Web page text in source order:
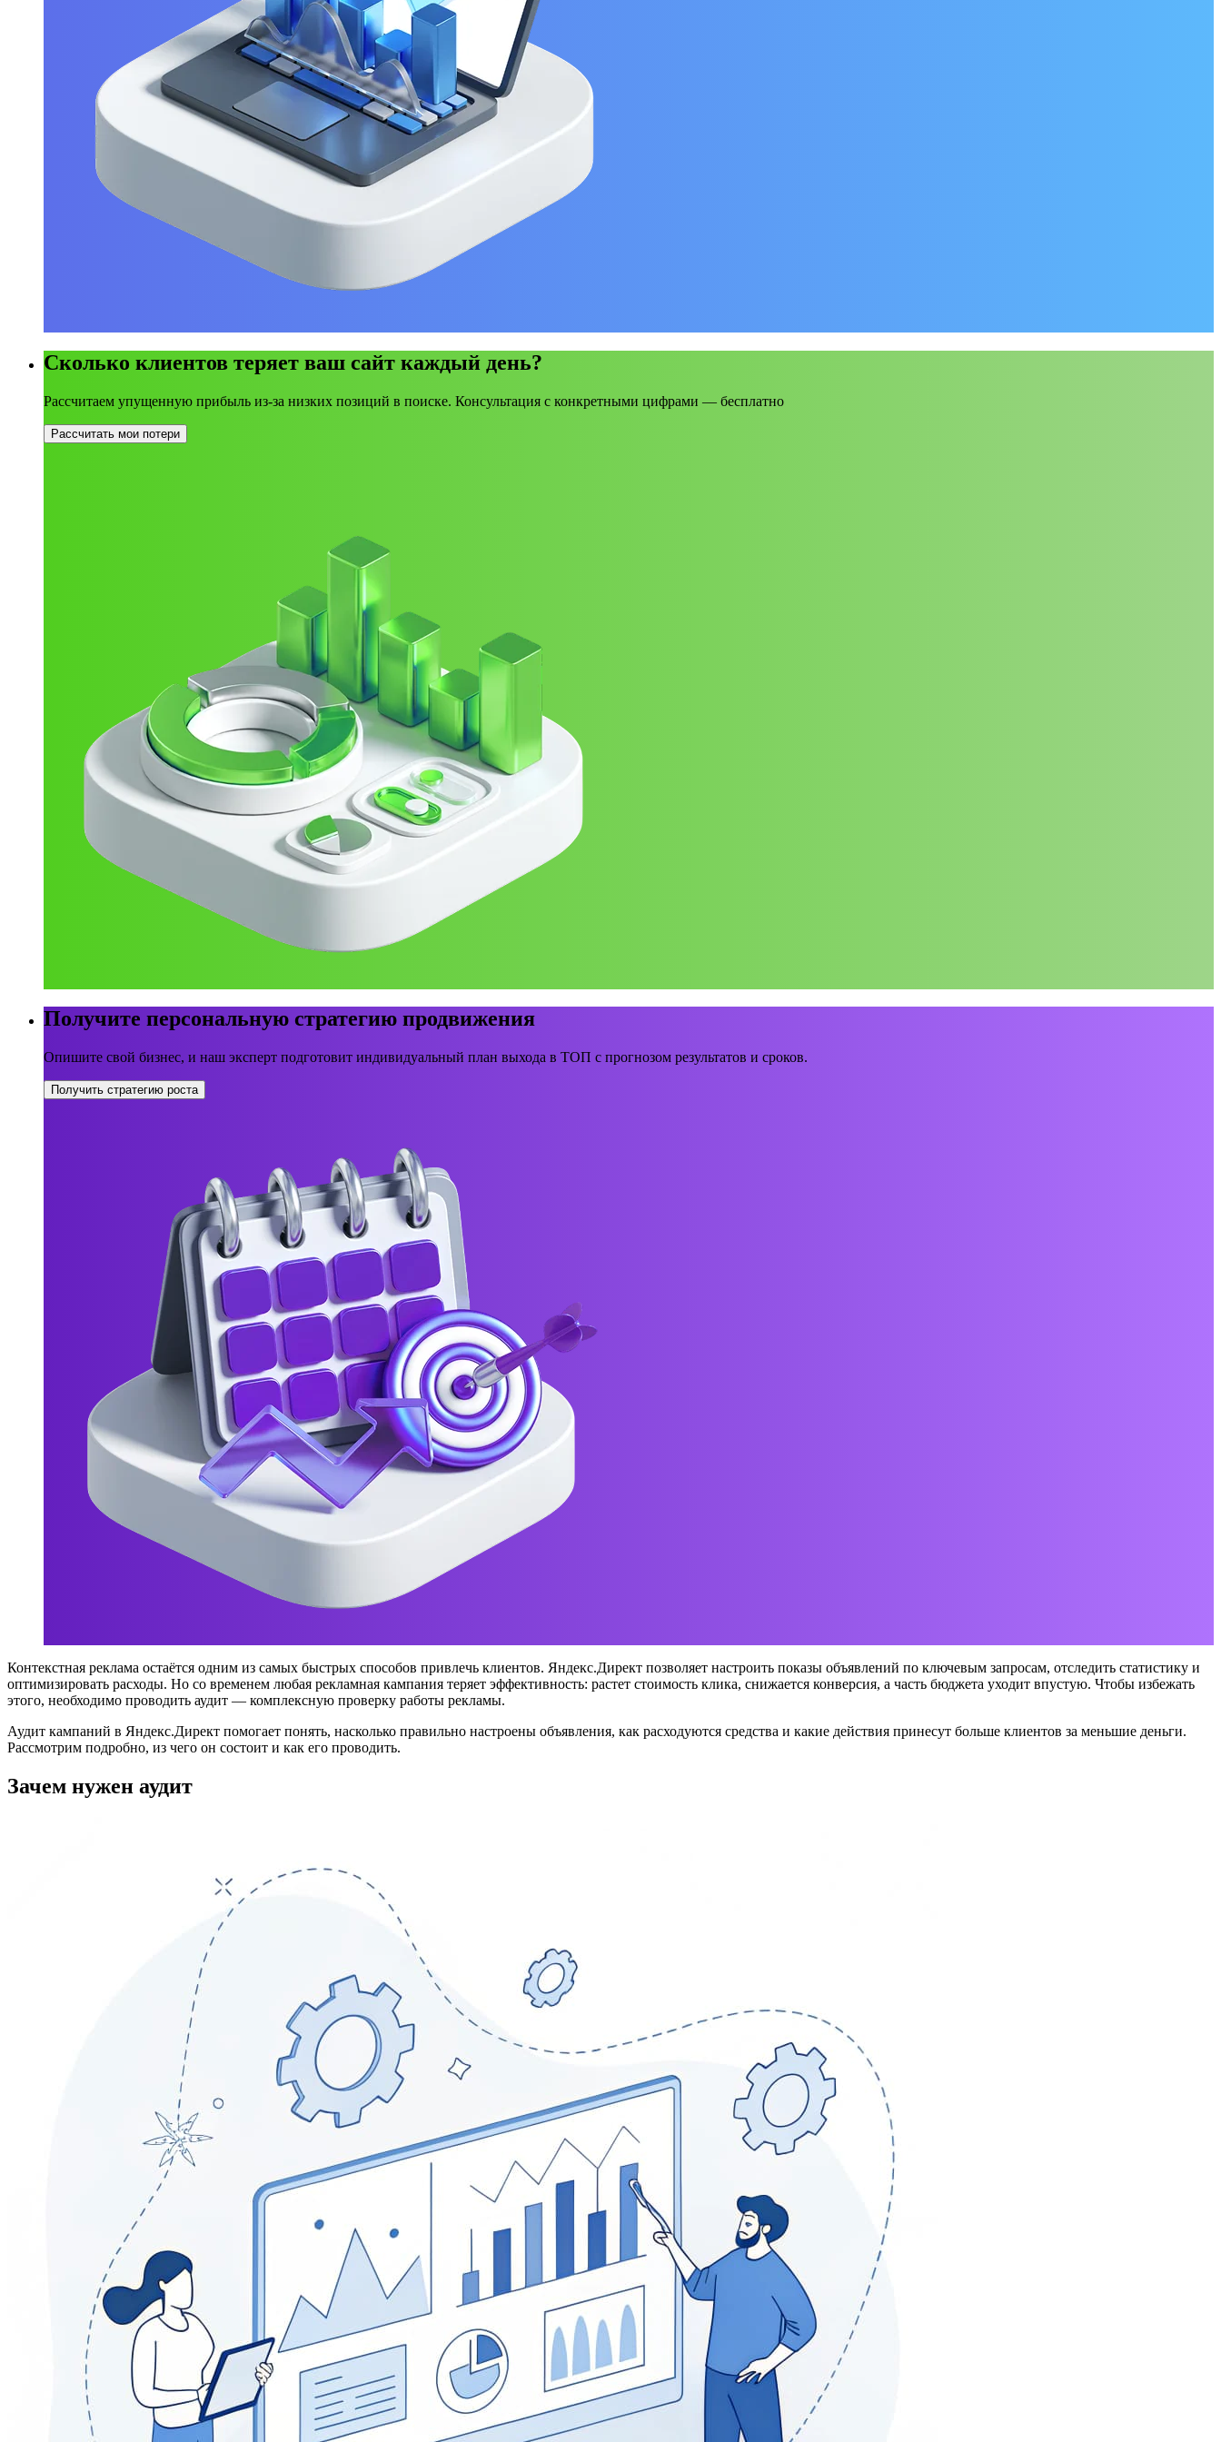
Сколько клиентов теряет ваш сайт каждый день?
Рассчитаем упущенную прибыль из-за низких позиций в поиске. Консультация с конкретными цифрами — бесплатно
Рассчитать мои потери
Получите персональную стратегию продвижения
Опишите свой бизнес, и наш эксперт подготовит индивидуальный план выхода в ТОП с прогнозом результатов и сроков.
Получить стратегию роста
Контекстная реклама остаётся одним из самых быстрых способов привлечь клиентов. Яндекс.Директ позволяет настроить показы объявлений по ключевым запросам, отследить статистику и
оптимизировать расходы. Но со временем любая рекламная кампания теряет эффективность: растет стоимость клика, снижается конверсия, а часть бюджета уходит впустую. Чтобы избежать
этого, необходимо проводить аудит — комплексную проверку работы рекламы.
Аудит кампаний в Яндекс.Директ помогает понять, насколько правильно настроены объявления, как расходуются средства и какие действия принесут больше клиентов за меньшие деньги.
Рассмотрим подробно, из чего он состоит и как его проводить.
Зачем нужен аудит